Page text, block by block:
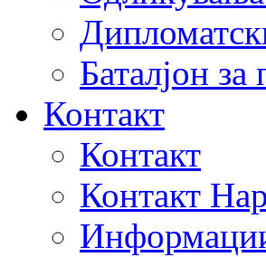
Баталјон за
Контакт
Контакт
Контакт